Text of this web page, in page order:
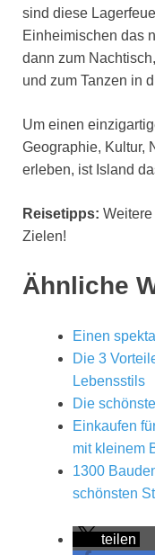
sind diese
Einheimischen das
dann zum
und zum Tanzen in
Um einen
Geographie, Kultur,
erleben, ist Island
Reisetipps:
Zielen!
Ähnliche
Einen
Die 3
Lebensstils
Die
Einkaufen
mit kleinem
1300
schönsten
teilen